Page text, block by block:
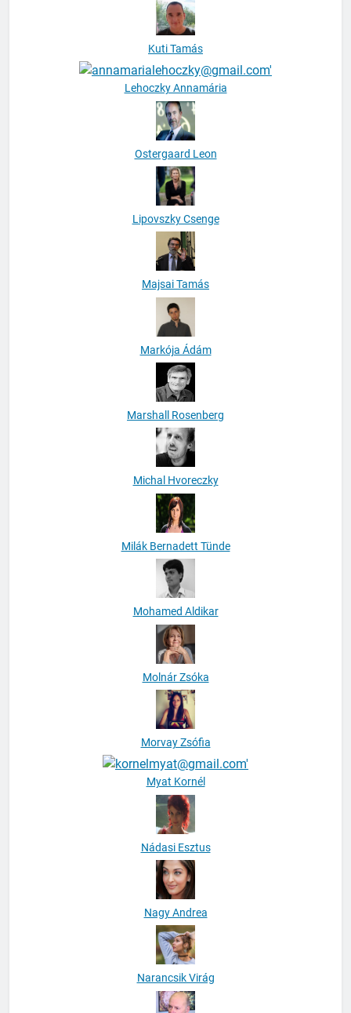
Kuti Tamás
Lehoczky Annamária
Ostergaard Leon
Lipovszky Csenge
Majsai Tamás
Markója Ádám
Marshall Rosenberg
Michal Hvoreczky
Milák Bernadett Tünde
Mohamed Aldikar
Molnár Zsóka
Morvay Zsófia
Myat Kornél
Nádasi Esztus
Nagy Andrea
Narancsik Virág